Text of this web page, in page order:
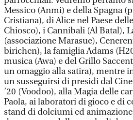
Messico (Anmi) e della Spagna
Cristiana), di Alice nel Paese
Chiosco), i Cannibali (Al Batal),
(associazione Marasue),
birichen), la famiglia Adams
musica (Awa) e del Grillo
un omaggio alla satira), mentre
un susseguirsi di presidi dal
’20 (Voodoo), alla Magia delle
Paola, ai laboratori di gioco e di
stand di dolciumi ed